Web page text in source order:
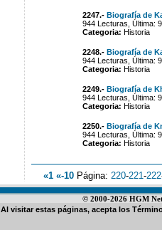
2247.- Biografía de
944 Lecturas, Última:
Categoria: Historia
2248.- Biografía de
944 Lecturas, Última:
Categoria: Historia
2249.- Biografía de
944 Lecturas, Última:
Categoria: Historia
2250.- Biografía de
944 Lecturas, Última:
Categoria: Historia
«1 «-10 Página: 220-221-222
© 2000-2026 HGM
Al visitar estas páginas, acepta los